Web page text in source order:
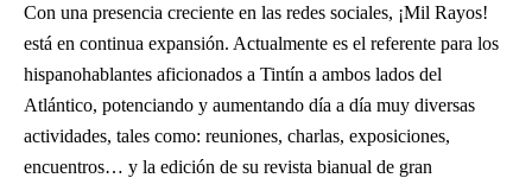
Con una presencia creciente en las redes sociales, ¡Mil Rayos!
está en continua expansión. Actualmente es el referente para los
hispanohablantes aficionados a Tintín a ambos lados del
Atlántico, potenciando y aumentando día a día muy diversas
actividades, tales como: reuniones, charlas, exposiciones,
encuentros… y la edición de su revista bianual de gran